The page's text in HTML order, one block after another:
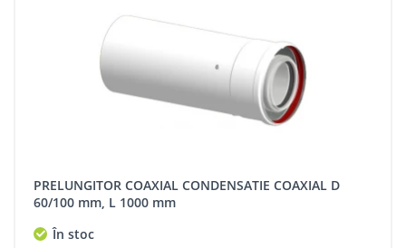
PRELUNGITOR COAXIAL CONDENSATIE COAXIAL D
60/100 mm, L 1000 mm
În stoc